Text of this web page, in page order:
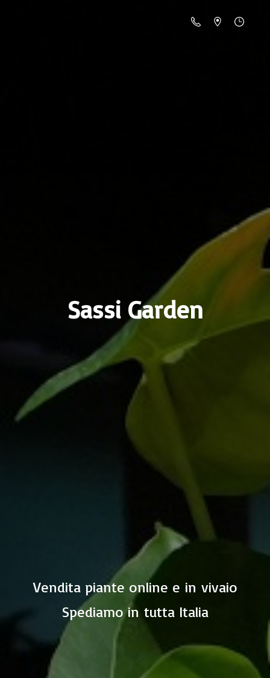
Sassi Garden
Vendita piante online e in vivaio
Spediamo in tutta Italia